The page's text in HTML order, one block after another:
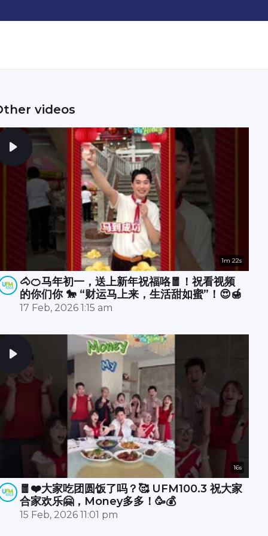
videos
1m 22s
🐴🍊马年初一，送上新年祝福咯🧧！祝看视频
的你们你 🐎 “财运马上来，生活甜如蜜”！😍🍯
17 Feb, 2026 1:15 am
16s
🧧❤️大家吃团圆饭了吗？🥰 UFM100.3 祝大家
合家欢乐🤗，Money多多！🥳💰
15 Feb, 2026 11:01 pm